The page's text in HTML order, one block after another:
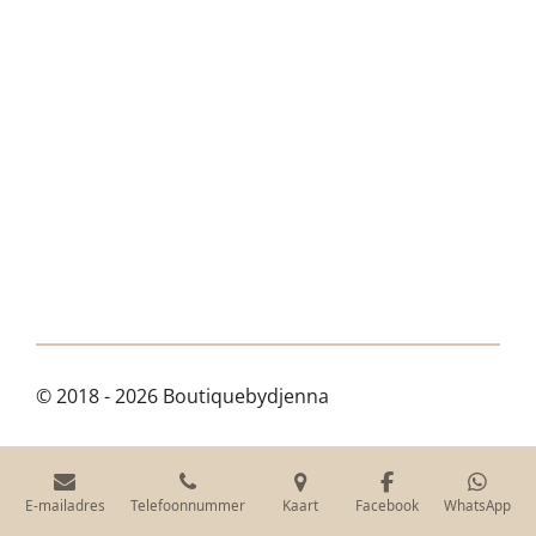
© 2018 - 2026 Boutiquebydjenna
E-mailadres Telefoonnummer Kaart Facebook WhatsApp